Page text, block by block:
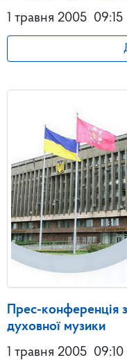
1 травня 2005 09:15
Прес-конференція
духовної музики
1 травня 2005 09:10